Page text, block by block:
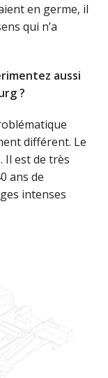
en germe, il
qui n’a
aussi
?
différent. Le
Il est de très
ans de
intenses